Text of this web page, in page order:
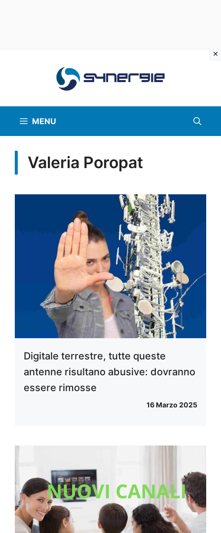
MENU
Valeria Poropat
Digitale terrestre, tutte queste
antenne risultano abusive: dovranno
essere rimosse
16 Marzo 2025